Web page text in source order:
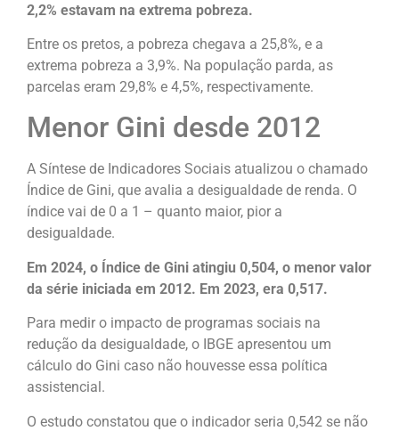
2,2% estavam na extrema pobreza.
Entre os pretos, a pobreza chegava a 25,8%, e a
extrema pobreza a 3,9%. Na população parda, as
parcelas eram 29,8% e 4,5%, respectivamente.
Menor Gini desde 2012
A Síntese de Indicadores Sociais atualizou o chamado
Índice de Gini, que avalia a desigualdade de renda. O
índice vai de 0 a 1 – quanto maior, pior a
desigualdade.
Em 2024, o Índice de Gini atingiu 0,504, o menor valor
da série iniciada em 2012. Em 2023, era 0,517.
Para medir o impacto de programas sociais na
redução da desigualdade, o IBGE apresentou um
cálculo do Gini caso não houvesse essa política
assistencial.
O estudo constatou que o indicador seria 0,542 se não